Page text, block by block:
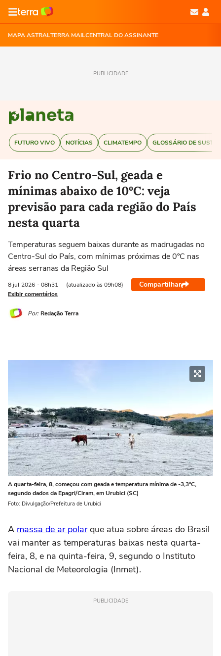
MAPA ASTRALTERRA MAILCENTRAL DO ASSINANTE
PUBLICIDADE
FUTURO VIVO NOTÍCIAS CLIMATEMPO GLOSSÁRIO DE
Frio no Centro-Sul, geada e
mínimas abaixo de 10ºC: veja
previsão para cada região do País
nesta quarta
Temperaturas seguem baixas durante as madrugadas no
Centro-Sul do País, com mínimas próximas de 0ºC nas
áreas serranas da Região Sul
8 jul 2026 - 08h31 (atualizado às 09h08) Compartilhar
Exibir comentários
Por: Redação Terra
A quarta-feira, 8, começou com geada e temperatura mínima de -3,3°C,
segundo dados da Epagri/Ciram, em Urubici (SC)
Foto: Divulgação/Prefeitura de Urubici
A massa de ar polarque atua sobre áreas do Brasil
vai manter as temperaturas baixas nesta quarta-
feira, 8, e na quinta-feira, 9, segundo o Instituto
Nacional de Meteorologia (Inmet).
PUBLICIDADE